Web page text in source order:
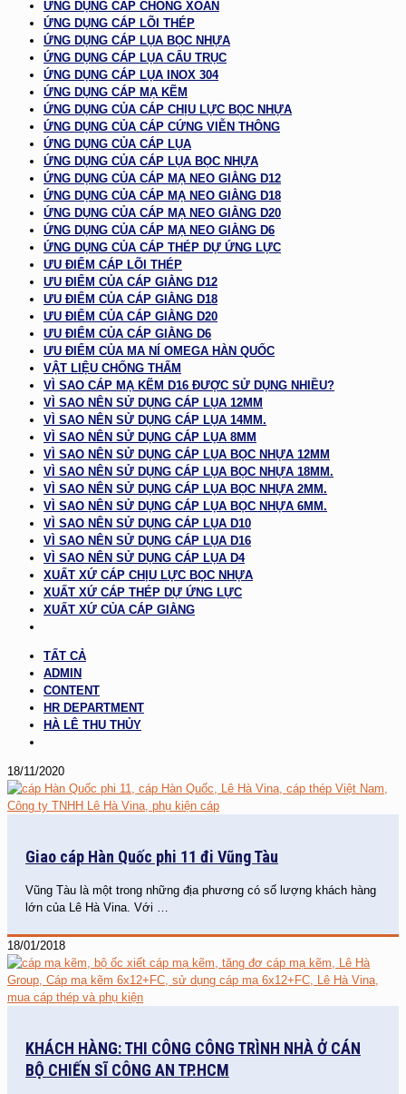
ỨNG DỤNG CÁP CHỐNG XOẮN
ỨNG DỤNG CÁP LÕI THÉP
ỨNG DỤNG CÁP LỤA BỌC NHỰA
ỨNG DỤNG CÁP LỤA CẨU TRỤC
ỨNG DỤNG CÁP LỤA INOX 304
ỨNG DỤNG CÁP MẠ KẼM
ỨNG DỤNG CỦA CÁP CHỊU LỰC BỌC NHỰA
ỨNG DỤNG CỦA CÁP CỨNG VIỄN THÔNG
ỨNG DỤNG CỦA CÁP LỤA
ỨNG DỤNG CỦA CÁP LỤA BỌC NHỰA
ỨNG DỤNG CỦA CÁP MẠ NEO GIẰNG D12
ỨNG DỤNG CỦA CÁP MẠ NEO GIẰNG D18
ỨNG DỤNG CỦA CÁP MẠ NEO GIẰNG D20
ỨNG DỤNG CỦA CÁP MẠ NEO GIẰNG D6
ỨNG DỤNG CỦA CÁP THÉP DỰ ỨNG LỰC
ƯU ĐIỂM CÁP LÕI THÉP
ƯU ĐIỂM CỦA CÁP GIẰNG D12
ƯU ĐIỂM CỦA CÁP GIẰNG D18
ƯU ĐIỂM CỦA CÁP GIẰNG D20
ƯU ĐIỂM CỦA CÁP GIẰNG D6
ƯU ĐIỂM CỦA MA NÍ OMEGA HÀN QUỐC
VẬT LIỆU CHỐNG THẤM
VÌ SAO CÁP MẠ KẼM D16 ĐƯỢC SỬ DỤNG NHIỀU?
VÌ SAO NÊN SỬ DỤNG CÁP LỤA 12MM
VÌ SAO NÊN SỬ DỤNG CÁP LỤA 14MM.
VÌ SAO NÊN SỬ DỤNG CÁP LỤA 8MM
VÌ SAO NÊN SỬ DỤNG CÁP LỤA BỌC NHỰA 12MM
VÌ SAO NÊN SỬ DỤNG CÁP LỤA BỌC NHỰA 18MM.
VÌ SAO NÊN SỬ DỤNG CÁP LỤA BỌC NHỰA 2MM.
VÌ SAO NÊN SỬ DỤNG CÁP LỤA BỌC NHỰA 6MM.
VÌ SAO NÊN SỬ DỤNG CÁP LỤA D10
VÌ SAO NÊN SỬ DỤNG CÁP LỤA D16
VÌ SAO NÊN SỬ DỤNG CÁP LỤA D4
XUẤT XỨ CÁP CHỊU LỰC BỌC NHỰA
XUẤT XỨ CÁP THÉP DỰ ỨNG LỰC
XUẤT XỨ CỦA CÁP GIẰNG
TẤT CẢ
ADMIN
CONTENT
HR DEPARTMENT
HÀ LÊ THU THỦY
18/11/2020
Giao cáp Hàn Quốc phi 11 đi Vũng Tàu
Vũng Tàu là một trong những địa phương có số lượng khách hàng
lớn của Lê Hà Vina. Với …
18/01/2018
KHÁCH HÀNG: THI CÔNG CÔNG TRÌNH NHÀ Ở CÁN
BỘ CHIẾN SĨ CÔNG AN TP.HCM